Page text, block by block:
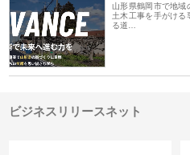
山形県鶴岡市で地域
土木工事を手がける
る道…
ビジネスリリースネット